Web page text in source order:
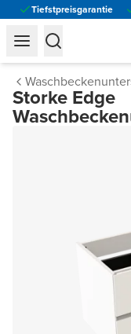
Tiefstpreisgarantie
Storke Edge